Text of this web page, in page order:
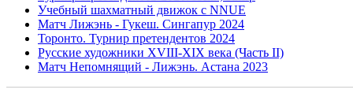
Учебный шахматный движок с NNUE
Матч Лижэнь - Гукеш. Сингапур 2024
Торонто. Турнир претендентов 2024
Русские художники XVIII-XIX века (Часть II)
Матч Непомнящий - Лижэнь. Астана 2023